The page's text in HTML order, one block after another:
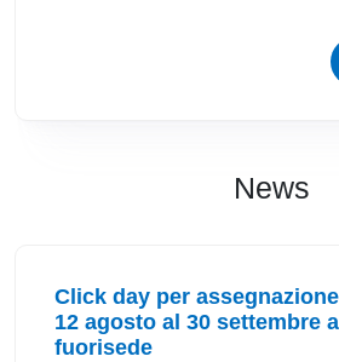
News
Click day per
12 agosto al 30 settembre
fuorisede